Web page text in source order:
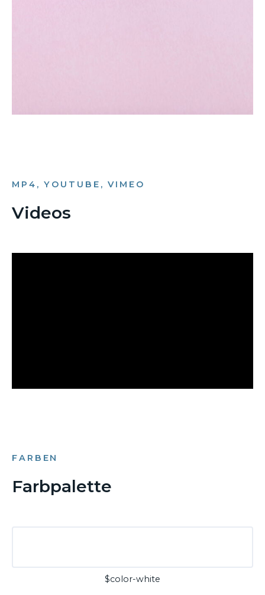
MP4, YOUTUBE, VIMEO
Videos
FARBEN
Farbpalette
$color-white